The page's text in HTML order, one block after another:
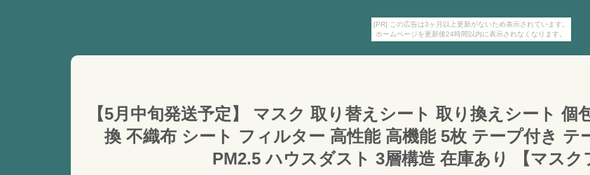
[PR] この広告は3ヶ月以上更新がないため表示されています。
ホームページを更新後24時間以内に表示されなくなります。
【5月中旬発送予定】 マスク 取り替えシート 取り換えシート
換 不織布 シート フィルター 高性能 高機能 5枚 テープ付き
PM2.5 ハウスダスト 3層構造 在庫あり 【マスク